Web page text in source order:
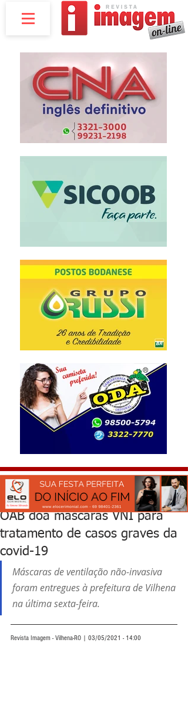
OAB doa máscaras VNI para
tratamento de casos graves da
covid-19
Máscaras de ventilação não-invasiva
foram entregues à prefeitura de Vilhena
na última sexta-feira.
Revista Imagem - Vilhena-RO | 03/05/2021 - 14:00